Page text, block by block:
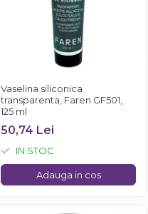
Vaselina siliconica
transparenta, Faren GF501,
125 ml
50,74 Lei
IN STOC
Adauga in cos